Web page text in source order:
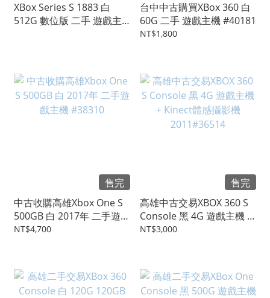
XBox Series S 1883 白
512G 數位版 二手 遊戲主
台中中古購買XBox 360 白
60G 二手 遊戲主機 #40181
NT$1,800
售完
中古收購高雄Xbox One S
500GB 白 2017年 二手遊戲
主機 #38310
NT$4,700
售完
高雄中古交易XBOX 360 S
Console 黑 4G 遊戲主機 +
Kinect體感攝影機
NT$3,000